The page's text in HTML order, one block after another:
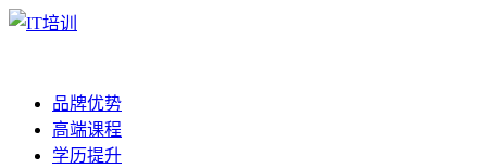
品牌优势
高端课程
学历提升